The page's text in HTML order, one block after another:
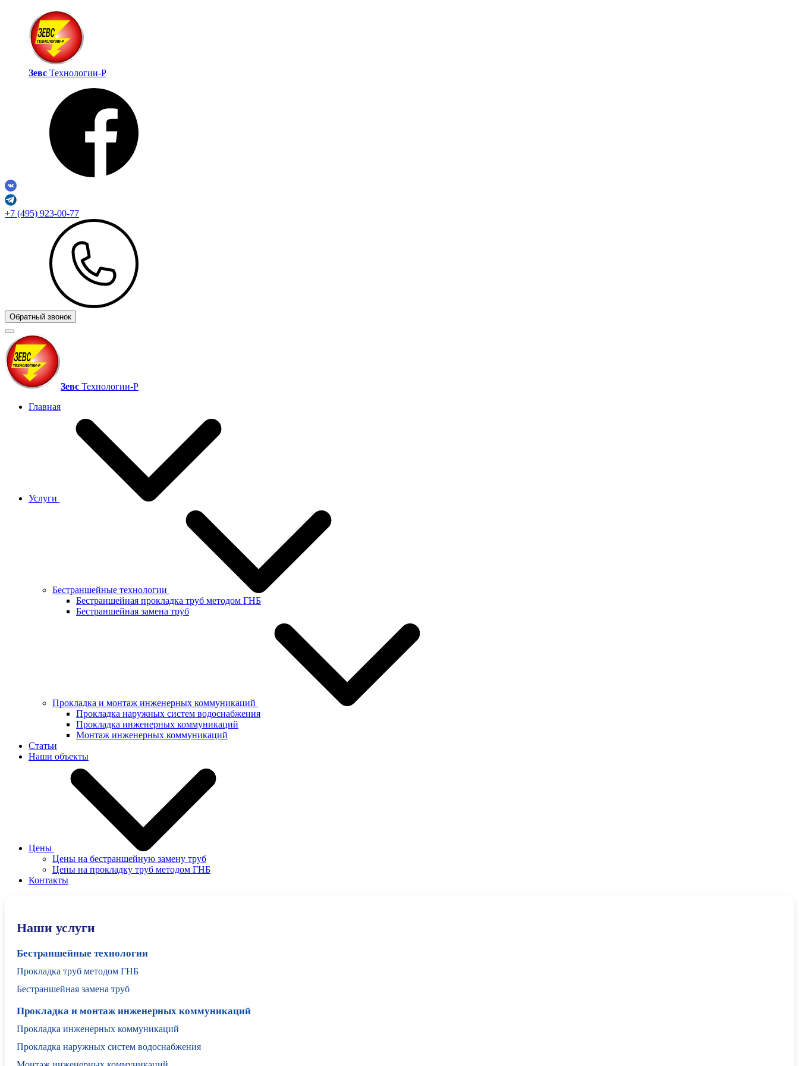
Зевс Технологии‑Р
+7 (495) 923-00-77
Обратный звонок
Зевс Технологии‑Р
Главная
Услуги
Бестраншейные технологии
Бестраншейная прокладка труб методом ГНБ
Бестраншейная замена труб
Прокладка и монтаж инженерных коммуникаций
Прокладка наружных систем водоснабжения
Прокладка инженерных коммуникаций
Монтаж инженерных коммуникаций
Статьи
Наши объекты
Цены
Цены на бестраншейную замену труб
Цены на прокладку труб методом ГНБ
Контакты
Наши услуги
Бестраншейные технологии
Прокладка труб методом ГНБ
Бестраншейная замена труб
Прокладка и монтаж инженерных коммуникаций
Прокладка инженерных коммуникаций
Прокладка наружных систем водоснабжения